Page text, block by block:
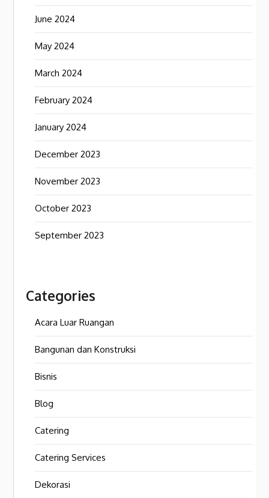
June 2024
May 2024
March 2024
February 2024
January 2024
December 2023
November 2023
October 2023
September 2023
Categories
Acara Luar Ruangan
Bangunan dan Konstruksi
Bisnis
Blog
Catering
Catering Services
Dekorasi